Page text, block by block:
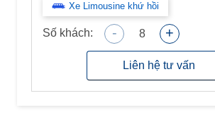
Xe Limousine khứ hồi
Số khách: - 8 +
Liên hệ tư vấn